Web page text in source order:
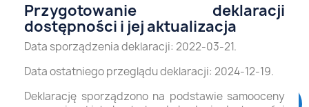
Przygotowanie deklaracji
dostępności i jej aktualizacja
Data sporządzenia deklaracji: 2022-03-21.
Data ostatniego przeglądu deklaracji: 2024-12-19.
Deklarację sporządzono na podstawie samooceny